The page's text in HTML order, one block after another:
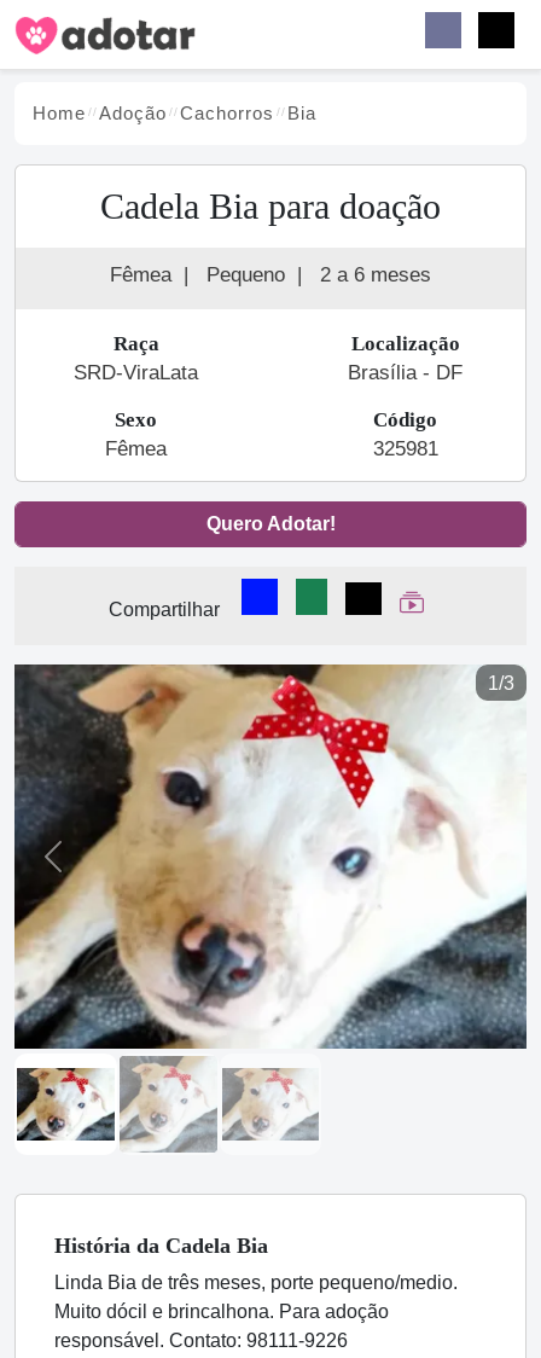
Home Adoção Cachorros Bia
Cadela Bia para doação
Fêmea | Pequeno | 2 a 6 meses
Raça
SRD-ViraLata
Localização
Brasília - DF
Sexo
Fêmea
Código
325981
Quero Adotar!
Compartilhar
Compartilhar no Facebook
Compartilhar no
Compartilhar
Ver Web Story
1/3
Previous
História da Cadela Bia
Linda Bia de três meses, porte pequeno/medio.
Muito dócil e brincalhona. Para adoção
responsável. Contato: 98111-9226